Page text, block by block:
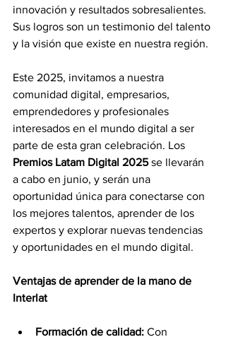
innovación y resultados sobresalientes.
Sus logros son un testimonio del talento
y la visión que existe en nuestra región.
Este 2025, invitamos a nuestra
comunidad digital, empresarios,
emprendedores y profesionales
interesados en el mundo digital a ser
parte de esta gran celebración. Los
Premios Latam Digital 2025 se llevarán
a cabo en junio, y serán una
oportunidad única para conectarse con
los mejores talentos, aprender de los
expertos y explorar nuevas tendencias
y oportunidades en el mundo digital.
Ventajas de aprender de la mano de
Interlat
Formación de calidad: Con